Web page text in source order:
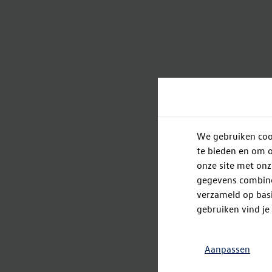
We gebruiken
te bieden en om
onze site met
gegevens
verzameld op
gebruiken vind je
Aanpassen